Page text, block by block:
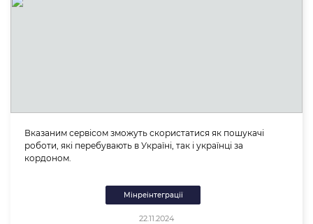
Вказаним сервісом зможуть скористатися як пошукачі
роботи, які перебувають в Україні, так і українці за
кордоном.
Мінреінтеграції
22.11.2024